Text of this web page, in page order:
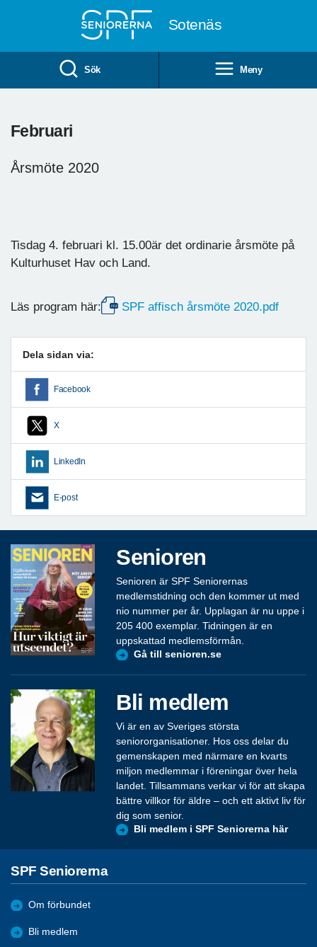
Sotenäs
Sök Meny
Februari
Årsmöte 2020
Tisdag 4. februari kl. 15.00är det ordinarie årsmöte på
Kulturhuset Hav och Land.
Läs program här: SPF affisch årsmöte 2020.pdf
Dela sidan via:
Facebook
X
LinkedIn
E-post
Senioren
Senioren är SPF Seniorernas
medlemstidning och den kommer ut med
nio nummer per år. Upplagan är nu uppe i
205 400 exemplar. Tidningen är en
uppskattad medlemsförmån.
Gå till senioren.se
Bli medlem
Vi är en av Sveriges största
seniororganisationer. Hos oss delar du
gemenskapen med närmare en kvarts
miljon medlemmar i föreningar över hela
landet. Tillsammans verkar vi för att skapa
bättre villkor för äldre – och ett aktivt liv för
dig som senior.
Bli medlem i SPF Seniorerna här
SPF Seniorerna
Om förbundet
Bli medlem